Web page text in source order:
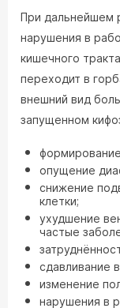
При дальнейшем
нарушения в
кишечного
переходит в
внешний вид
запущенном
опущение
снижение
клетки;
ухудшение
частые
сдавливание
изменение
нарушения в